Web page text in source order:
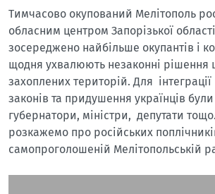
Тимчасово окупований Мелітополь
обласним центром Запорізької
зосереджено найбільше окупантів і
щодня ухвалюють незаконні рішення
захоплених територій. Для інтеграції
законів та придушення українців були
губернатори, міністри, депутати
розкажемо про російських
самопроголошеній Мелітопольській